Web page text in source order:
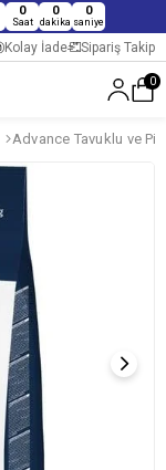
0
Saat
0
dakika
0
saniye
Kolay İade Sipariş Takip
0